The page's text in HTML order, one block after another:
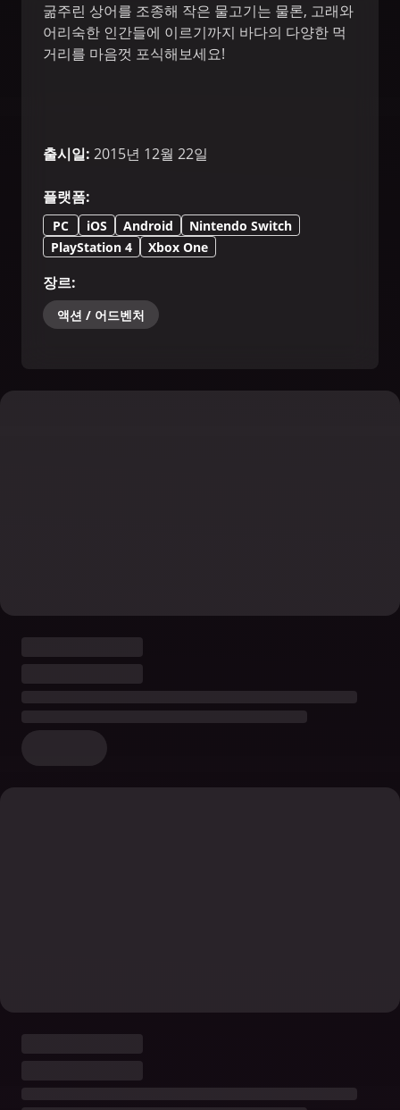
굶주린 상어를 조종해 작은 물고기는 물론, 고래와
어리숙한 인간들에 이르기까지 바다의 다양한 먹
거리를 마음껏 포식해보세요!
출시일: 2015년 12월 22일
플랫폼:
PC iOS Android
Nintendo Switch
PlayStation 4
Xbox One
장르:
액션 / 어드벤처